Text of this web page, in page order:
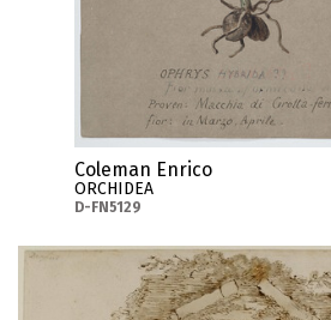
Coleman Enrico
ORCHIDEA
D-FN5129